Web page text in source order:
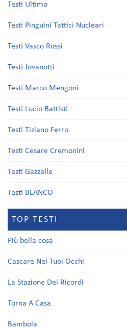
Testi Ultimo
Testi Pinguini Tattici Nucleari
Testi Vasco Rossi
Testi Jovanotti
Testi Marco Mengoni
Testi Lucio Battisti
Testi Tiziano Ferro
Testi Cesare Cremonini
Testi Gazzelle
Testi BLANCO
TOP TESTI
Più bella cosa
Cascare Nei Tuoi Occhi
La Stazione Dei Ricordi
Torna A Casa
Bambola